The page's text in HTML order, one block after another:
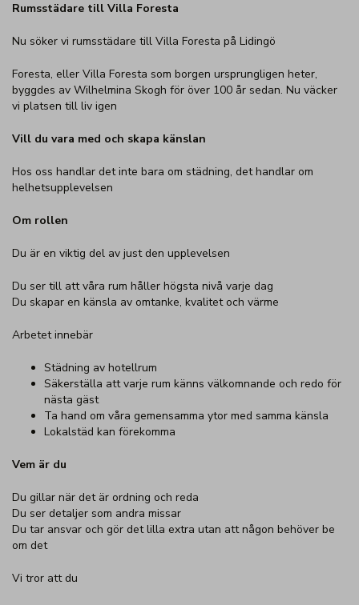
Rumsstädare till Villa Foresta
Nu söker vi rumsstädare till Villa Foresta på Lidingö
Foresta, eller Villa Foresta som borgen ursprungligen heter,
byggdes av Wilhelmina Skogh för över 100 år sedan. Nu väcker
vi platsen till liv igen
Vill du vara med och skapa känslan
Hos oss handlar det inte bara om städning, det handlar om
helhetsupplevelsen
Om rollen
Du är en viktig del av just den upplevelsen
Du ser till att våra rum håller högsta nivå varje dag
Du skapar en känsla av omtanke, kvalitet och värme
Arbetet innebär
Städning av hotellrum
Säkerställa att varje rum känns välkomnande och redo för
nästa gäst
Ta hand om våra gemensamma ytor med samma känsla
Lokalstäd kan förekomma
Vem är du
Du gillar när det är ordning och reda
Du ser detaljer som andra missar
Du tar ansvar och gör det lilla extra utan att någon behöver be
om det
Vi tror att du